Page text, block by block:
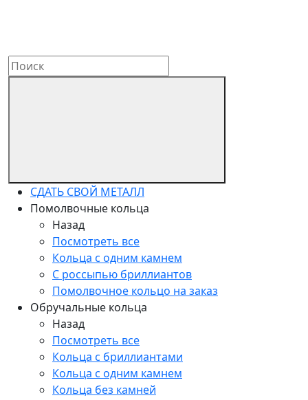
СДАТЬ СВОЙ МЕТАЛЛ
Помолвочные кольца
Назад
Посмотреть все
Кольца с одним камнем
С россыпью бриллиантов
Помолвочное кольцо на заказ
Обручальные кольца
Назад
Посмотреть все
Кольца с бриллиантами
Кольца с одним камнем
Кольца без камней